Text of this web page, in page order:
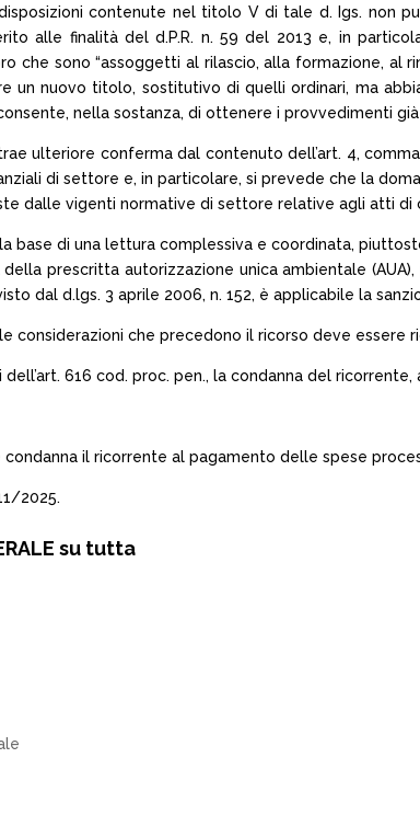
contenute nel titolo V di tale d. Igs. non
alle finalità del d.P.R. n. 59 del 2013 e, in
che sono “assoggetti al rilascio, alla formazione, al
un nuovo titolo, sostitutivo di quelli ordinari, ma
nella sostanza, di ottenere i provvedimenti
ulteriore conferma dal contenuto dell’art. 4,
di settore e, in particolare, si prevede che la
dalle vigenti normative di settore relative agli atti di
base di una lettura complessiva e coordinata,
prescritta autorizzazione unica ambientale
dal d.lgs. 3 aprile 2006, n. 152, è applicabile la
considerazioni che precedono il ricorso deve essere
dell’art. 616 cod. proc. pen., la condanna del
condanna il ricorrente al pagamento delle spese
2025.
su tutta